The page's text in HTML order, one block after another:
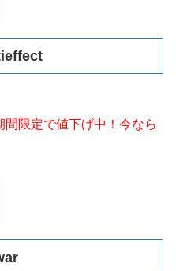
間限定で値下げ中！今なら